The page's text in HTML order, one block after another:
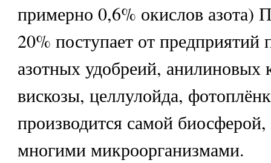
примерно 0,6% окислов азота)
20% поступает от предприятий
азотных удобреий, анилиновых
вискозы, целлулойда,
производится самой биосферой,
многими микроорганизмами.